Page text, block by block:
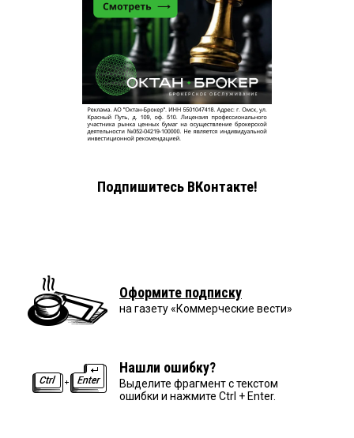
Подпишитесь ВКонтакте!
Оформите подписку
на газету «Коммерческие вести»
Нашли ошибку?
Выделите фрагмент с текстом
ошибки и нажмите Ctrl + Enter.